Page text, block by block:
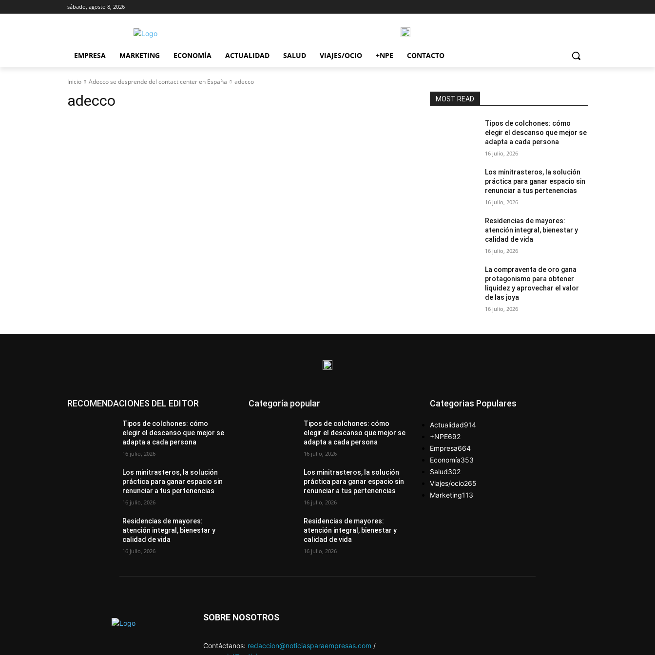
sábado, agosto 8, 2026
EMPRESA MARKETING ECONOMÍA ACTUALIDAD SALUD VIAJES/OCIO +NPE CONTACTO
Inicio Adecco se desprende del contact center en España adecco
adecco MOST READ
Tipos de colchones: cómo
elegir el descanso que mejor se
adapta a cada persona
16 julio, 2026
Los minitrasteros, la solución
práctica para ganar espacio sin
renunciar a tus pertenencias
16 julio, 2026
Residencias de mayores:
atención integral, bienestar y
calidad de vida
16 julio, 2026
La compraventa de oro gana
protagonismo para obtener
liquidez y aprovechar el valor
de las joya
16 julio, 2026
RECOMENDACIONES DEL EDITOR
Tipos de colchones: cómo
elegir el descanso que mejor se
adapta a cada persona
16 julio, 2026
Los minitrasteros, la solución
práctica para ganar espacio sin
renunciar a tus pertenencias
16 julio, 2026
Residencias de mayores:
atención integral, bienestar y
calidad de vida
16 julio, 2026
Categoría popular
Tipos de colchones: cómo
elegir el descanso que mejor se
adapta a cada persona
16 julio, 2026
Los minitrasteros, la solución
práctica para ganar espacio sin
renunciar a tus pertenencias
16 julio, 2026
Residencias de mayores:
atención integral, bienestar y
calidad de vida
16 julio, 2026
Categorias Populares
Actualidad914
+NPE692
Empresa664
Economía353
Salud302
Viajes/ocio265
Marketing113
SOBRE NOSOTROS
Contáctanos: redaccion@noticiasparaempresas.com /